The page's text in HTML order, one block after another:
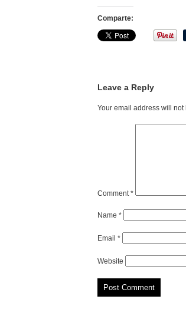
Comparte:
Leave a Reply
Your email address will not
Comment*
Name *
Email *
Website